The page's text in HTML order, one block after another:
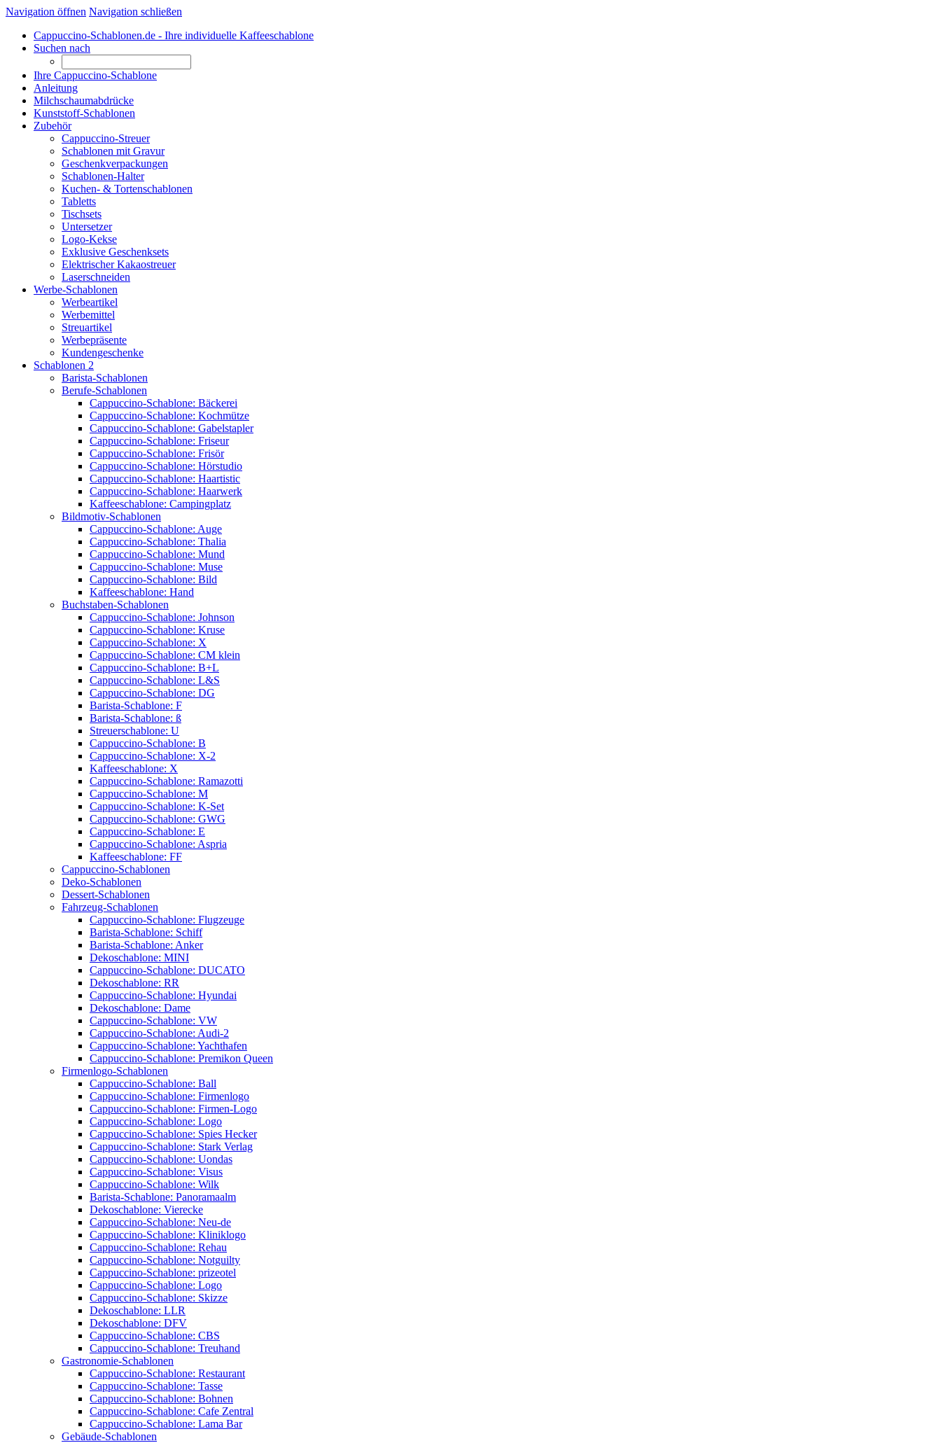
Navigation öffnen Navigation schließen
Cappuccino-Schablonen.de - Ihre individuelle Kaffeeschablone
Suchen nach
Ihre Cappuccino-Schablone
Anleitung
Milchschaumabdrücke
Kunststoff-Schablonen
Zubehör
Cappuccino-Streuer
Schablonen mit Gravur
Geschenkverpackungen
Schablonen-Halter
Kuchen- & Tortenschablonen
Tabletts
Tischsets
Untersetzer
Logo-Kekse
Exklusive Geschenksets
Elektrischer Kakaostreuer
Laserschneiden
Werbe-Schablonen
Werbeartikel
Werbemittel
Streuartikel
Werbepräsente
Kundengeschenke
Schablonen 2
Barista-Schablonen
Berufe-Schablonen
Cappuccino-Schablone: Bäckerei
Cappuccino-Schablone: Kochmütze
Cappuccino-Schablone: Gabelstapler
Cappuccino-Schablone: Friseur
Cappuccino-Schablone: Frisör
Cappuccino-Schablone: Hörstudio
Cappuccino-Schablone: Haartistic
Cappuccino-Schablone: Haarwerk
Kaffeeschablone: Campingplatz
Bildmotiv-Schablonen
Cappuccino-Schablone: Auge
Cappuccino-Schablone: Thalia
Cappuccino-Schablone: Mund
Cappuccino-Schablone: Muse
Cappuccino-Schablone: Bild
Kaffeeschablone: Hand
Buchstaben-Schablonen
Cappuccino-Schablone: Johnson
Cappuccino-Schablone: Kruse
Cappuccino-Schablone: X
Cappuccino-Schablone: CM klein
Cappuccino-Schablone: B+L
Cappuccino-Schablone: L&S
Cappuccino-Schablone: DG
Barista-Schablone: F
Barista-Schablone: ß
Streuerschablone: U
Cappuccino-Schablone: B
Cappuccino-Schablone: X-2
Kaffeeschablone: X
Cappuccino-Schablone: Ramazotti
Cappuccino-Schablone: M
Cappuccino-Schablone: K-Set
Cappuccino-Schablone: GWG
Cappuccino-Schablone: E
Cappuccino-Schablone: Aspria
Kaffeeschablone: FF
Cappuccino-Schablonen
Deko-Schablonen
Dessert-Schablonen
Fahrzeug-Schablonen
Cappuccino-Schablone: Flugzeuge
Barista-Schablone: Schiff
Barista-Schablone: Anker
Dekoschablone: MINI
Cappuccino-Schablone: DUCATO
Dekoschablone: RR
Cappuccino-Schablone: Hyundai
Dekoschablone: Dame
Cappuccino-Schablone: VW
Cappuccino-Schablone: Audi-2
Cappuccino-Schablone: Yachthafen
Cappuccino-Schablone: Premikon Queen
Firmenlogo-Schablonen
Cappuccino-Schablone: Ball
Cappuccino-Schablone: Firmenlogo
Cappuccino-Schablone: Firmen-Logo
Cappuccino-Schablone: Logo
Cappuccino-Schablone: Spies Hecker
Cappuccino-Schablone: Stark Verlag
Cappuccino-Schablone: Uondas
Cappuccino-Schablone: Visus
Cappuccino-Schablone: Wilk
Barista-Schablone: Panoramaalm
Dekoschablone: Vierecke
Cappuccino-Schablone: Neu-de
Cappuccino-Schablone: Kliniklogo
Cappuccino-Schablone: Rehau
Cappuccino-Schablone: Notguilty
Cappuccino-Schablone: prizeotel
Cappuccino-Schablone: Logo
Cappuccino-Schablone: Skizze
Dekoschablone: LLR
Dekoschablone: DFV
Cappuccino-Schablone: CBS
Cappuccino-Schablone: Treuhand
Gastronomie-Schablonen
Cappuccino-Schablone: Restaurant
Cappuccino-Schablone: Tasse
Cappuccino-Schablone: Bohnen
Cappuccino-Schablone: Cafe Zentral
Cappuccino-Schablone: Lama Bar
Gebäude-Schablonen